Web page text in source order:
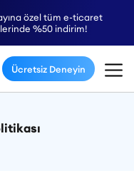
özel tüm e-ticaret
%50 indirim!
Ücretsiz Deneyin